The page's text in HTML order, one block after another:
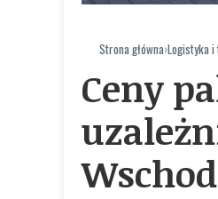
Strona główna›Logistyka
Ceny